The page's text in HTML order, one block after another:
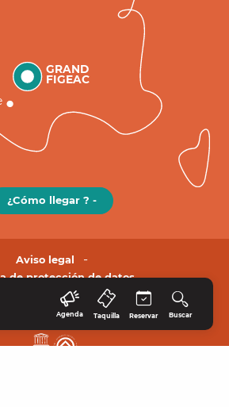
Agenda Taquilla Reservar Buscar
GRAND
FIGEAC
¿Cómo llegar ? -
Aviso legal
de protección de datos.